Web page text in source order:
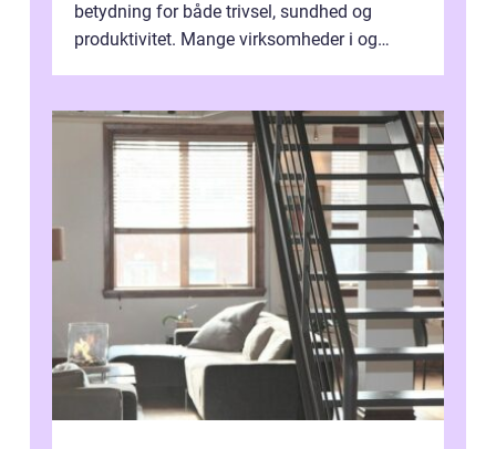
betydning for både trivsel, sundhed og
produktivitet. Mange virksomheder i og